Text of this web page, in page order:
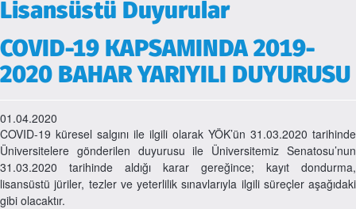
Lisansüstü Duyurular
COVID-19 KAPSAMINDA 2019-
2020 BAHAR YARIYILI DUYURUSU
01.04.2020
COVID-19 küresel salgını ile ilgili olarak YÖK’ün 31.03.2020 tarihinde
Üniversitelere gönderilen duyurusu ile Üniversitemiz Senatosu’nun
31.03.2020 tarihinde aldığı karar gereğince; kayıt dondurma,
lisansüstü jüriler, tezler ve yeterlilik sınavlarıyla ilgili süreçler aşağıdaki
gibi olacaktır.